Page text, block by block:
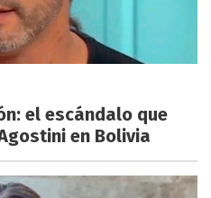
el escándalo que
en Bolivia